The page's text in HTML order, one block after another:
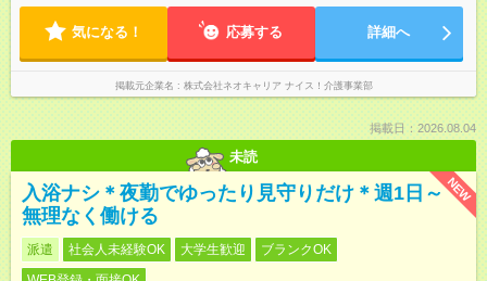
気になる！ 応募する 詳細へ
掲載元企業名 株式会社ネオキャリア ナイス！介護事業部
掲載日：2026.08.04
未読
NEW
入浴ナシ＊夜勤でゆったり見守りだけ＊週1日～
無理なく働ける
派遣 社会人未経験OK 大学生歓迎
ブランクOK